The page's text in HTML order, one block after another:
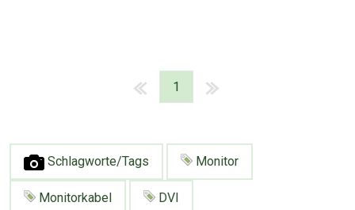
1
Schlagworte/Tags Monitor
Monitorkabel DVI